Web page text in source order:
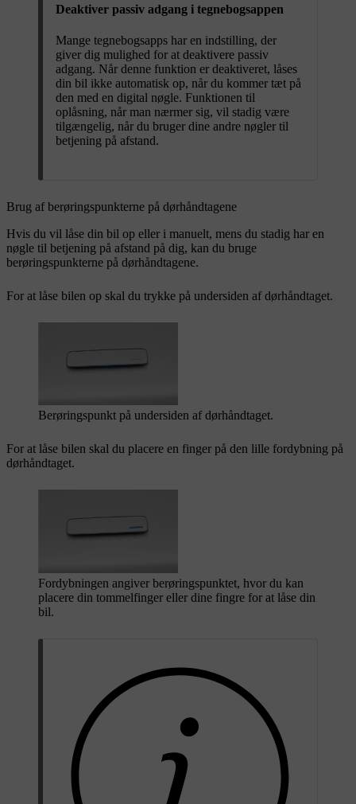
Deaktiver passiv adgang i tegnebogsappen
Mange tegnebogsapps har en indstilling, der
giver dig mulighed for at deaktivere passiv
adgang. Når denne funktion er deaktiveret, låses
din bil ikke automatisk op, når du kommer tæt på
den med en digital nøgle. Funktionen til
oplåsning, når man nærmer sig, vil stadig være
tilgængelig, når du bruger dine andre nøgler til
betjening på afstand.
Brug af berøringspunkterne på dørhåndtagene
Hvis du vil låse din bil op eller i manuelt, mens du stadig har en
nøgle til betjening på afstand på dig, kan du bruge
berøringspunkterne på dørhåndtagene.
For at låse bilen op skal du trykke på undersiden af dørhåndtaget.
Berøringspunkt på undersiden af dørhåndtaget.
For at låse bilen skal du placere en finger på den lille fordybning på
dørhåndtaget.
Fordybningen angiver berøringspunktet, hvor du kan
placere din tommelfinger eller dine fingre for at låse din
bil.